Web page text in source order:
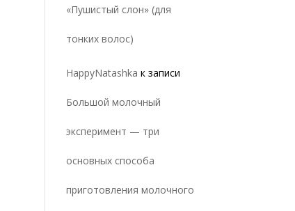
«Пушистый слон» (для
тонких волос)
HappyNatashka к записи
Большой молочный
эксперимент — три
основных способа
приготовления молочного